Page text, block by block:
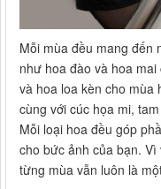
Mỗi mùa đều mang đến
như hoa đào và hoa
và hoa loa kèn cho mùa
cùng với cúc họa mi,
Mỗi loại hoa đều góp
cho bức ảnh của bạn.
từng mùa vẫn luôn là